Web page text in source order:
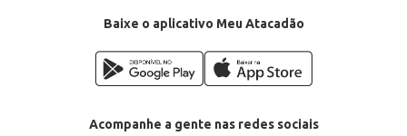
Baixe o aplicativo Meu Atacadão
Acompanhe a gente nas redes sociais